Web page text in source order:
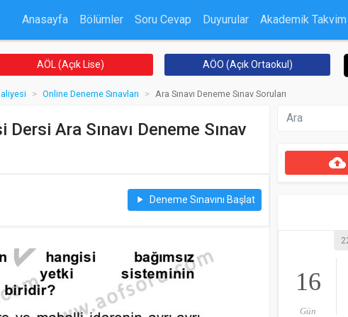
Anasayfa Bölümler Soru Cevap Duyurular Akademik Takvim
AÖL (Açık Lise) AÖO (Açık Ortaokul)
Online Deneme Sınavları Ara Sınavı Deneme Sınav Soruları
Ara Sınavı Deneme Sınav
play_arrow Deneme Sınavını Başlat
cloud_upload
16
Gün